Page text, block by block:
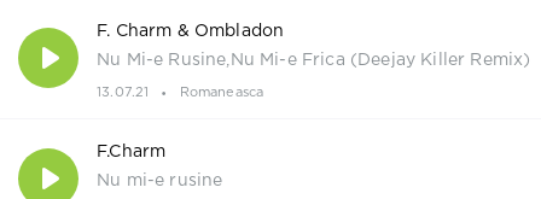
F. Charm & Ombladon
Nu Mi-e Rusine,Nu Mi-e Frica (Deejay Killer Remix)
13.07.21 Romaneasca
F.Charm
Nu mi-e rusine